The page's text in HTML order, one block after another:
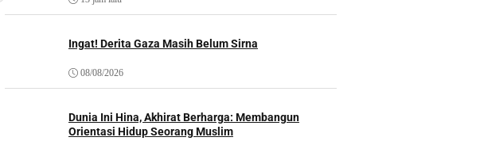
Ingat! Derita Gaza Masih Belum Sirna
08/08/2026
Dunia Ini Hina, Akhirat Berharga: Membangun
Orientasi Hidup Seorang Muslim